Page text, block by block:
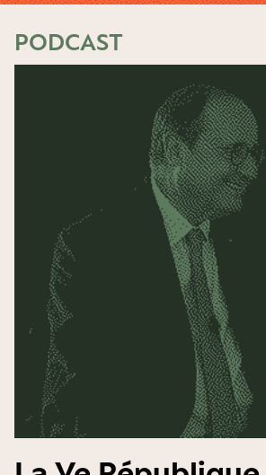
PODCAST